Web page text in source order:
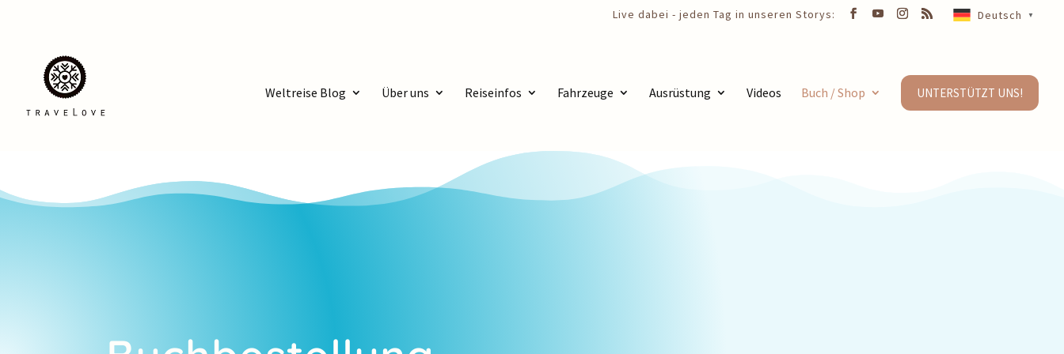
Deutsch ▼
Weltreise Blog Über uns Reiseinfos Fahrzeuge Ausrüstung Videos Buch / Shop UNTERSTÜTZT UNS!